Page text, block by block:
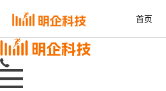
首页